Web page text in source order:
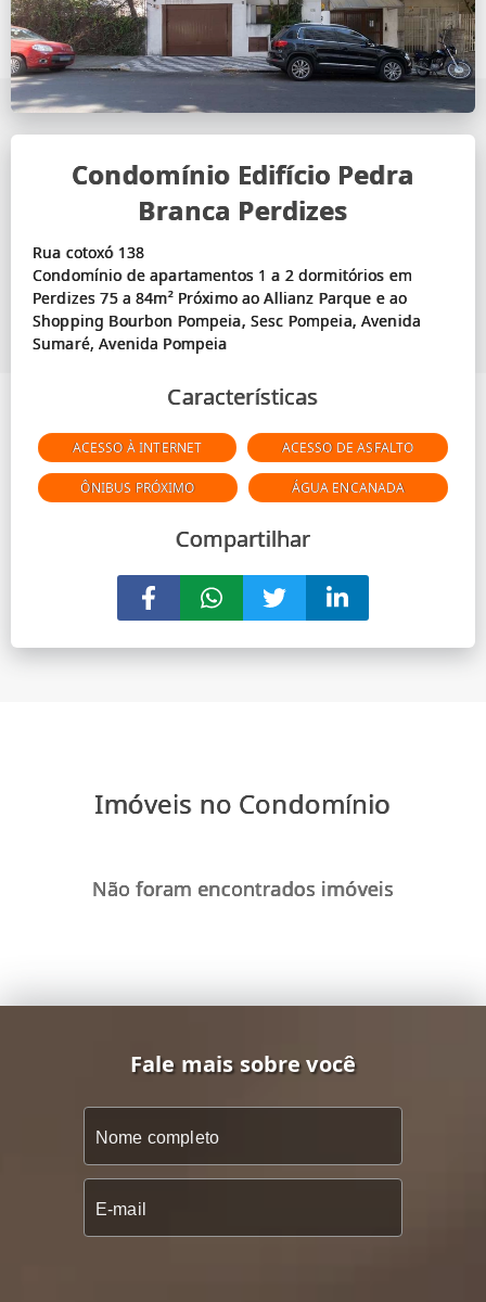
Condomínio Edifício Pedra
Branca Perdizes
Rua cotoxó 138
Condomínio de apartamentos 1 a 2 dormitórios em
Perdizes 75 a 84m² Próximo ao Allianz Parque e ao
Shopping Bourbon Pompeia, Sesc Pompeia, Avenida
Características
ACESSO À INTERNET ACESSO DE ASFALTO
ÔNIBUS PRÓXIMO ÁGUA ENCANADA
Compartilhar
Imóveis no Condomínio
Não foram encontrados imóveis
Fale mais sobre você